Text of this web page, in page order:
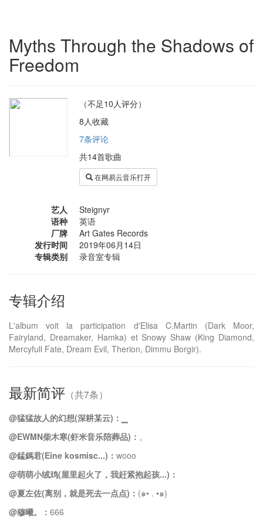
Myths Through the Shadows of
Freedom
（不足10人评分）
8人收藏
7条评论
共14首歌曲
在网易云音乐打开
艺人
Steignyr
语种
英语
厂牌
Art Gates Records
发行时间
2019年06月14日
专辑类别
录音室专辑
专辑介绍
L'album voit la participation d'Elisa C.Martin (Dark Moor,
Fairyland, Dreamaker, Hamka) et Snowy Shaw (King Diamond,
Mercyfull Fate, Dream Evil, Therion, Dimmu Borgir).
最新简评 （共7条）
@猛猛故人的幻想ㅤㅤㅤㅤㅤ(深耕某云)：
@EWMN柴木寒(虾米音乐陪葬品)： 。
@錳鎷君(Eine kosmisc...)： wooo
@萌萌小绒鸡(屋里起火了，我赶紧抱起孩...)：
@夏左佐(离别，就是死去一点点)： (๑• . •๑)
@穆曦。： 666